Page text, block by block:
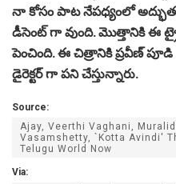
నా కోసం పాట నేపధ్యంలో
డీసెంట్ గా వుంది. మొత్తానికి ఈ
పెంచింది. ఈ చిత్రానికి ప్రవీణ్
డైరెక్టర్ గా పని చేస్తున్నారు.
Source:
Ajay, Veerthi Vaghani,
Vasamshetty, `Kotta Avindi'
Telugu World Now
Via: